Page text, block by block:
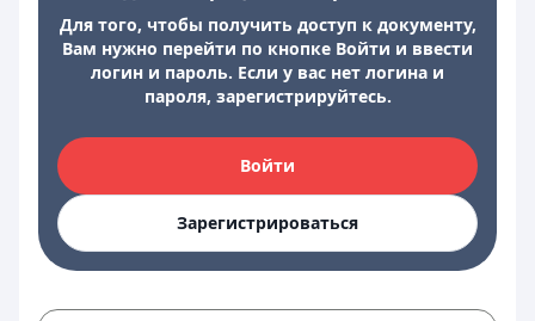
Для того, чтобы получить доступ к документу,
Вам нужно перейти по кнопке Войти и ввести
логин и пароль. Если у вас нет логина и
пароля, зарегистрируйтесь.
Войти
Зарегистрироваться